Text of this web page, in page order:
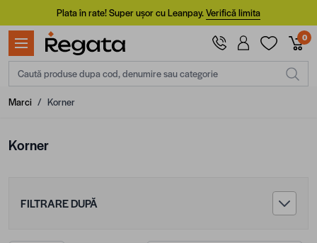
Mergi la ConținutPlata în rate! Super ușor cu Leanpay.Verifică limita
0
Caută produse dupa cod, denumire sau categorie
Marci / Korner
Korner
FILTRARE DUPĂ